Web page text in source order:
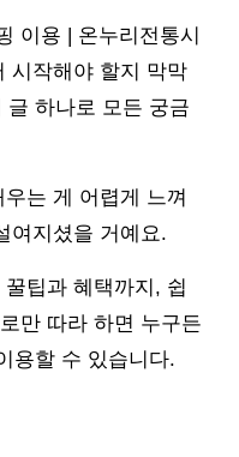
이용 | 온누리전통시
시작해야 할지 막막
하나로 모든 궁금
는 게 어렵게 느껴
여지셨을 거예요.
팁과 혜택까지, 쉽
만 따라 하면 누구든
용할 수 있습니다.